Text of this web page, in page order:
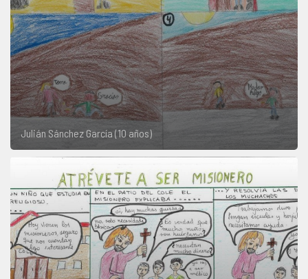
Julián Sánchez García (10 años)